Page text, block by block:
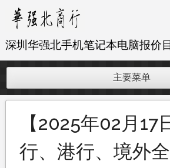
内深圳华强北手机笔记本电脑报价
主要菜单
【2025年02月17
行、港行、境外